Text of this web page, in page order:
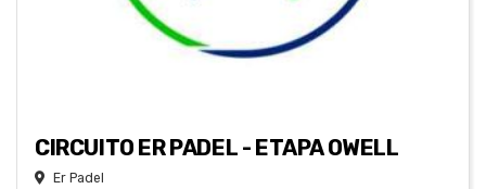
CIRCUITO ER PADEL - ETAPA OWELL
Er Padel